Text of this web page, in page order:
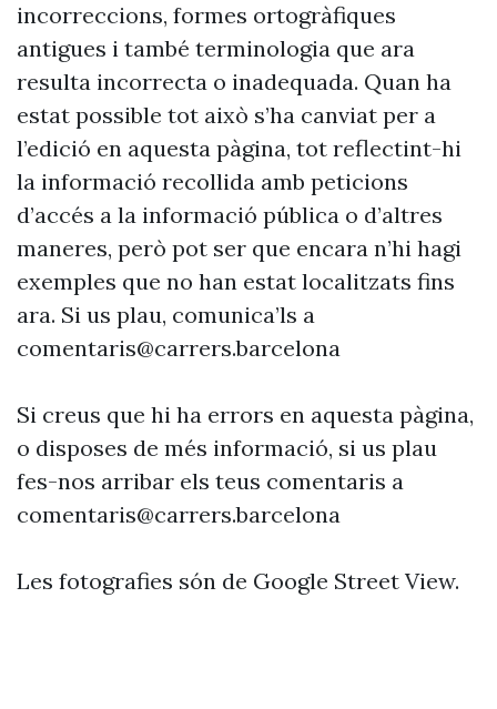
incorreccions, formes ortogràfiques
antigues i també terminologia que ara
resulta incorrecta o inadequada. Quan ha
estat possible tot això s’ha canviat per a
l’edició en aquesta pàgina, tot reflectint-hi
la informació recollida amb peticions
d’accés a la informació pública o d’altres
maneres, però pot ser que encara n’hi hagi
exemples que no han estat localitzats fins
ara. Si us plau, comunica’ls a
comentaris@carrers.barcelona
Si creus que hi ha errors en aquesta pàgina,
o disposes de més informació, si us plau
fes-nos arribar els teus comentaris a
comentaris@carrers.barcelona
Les fotografies són de Google Street View.